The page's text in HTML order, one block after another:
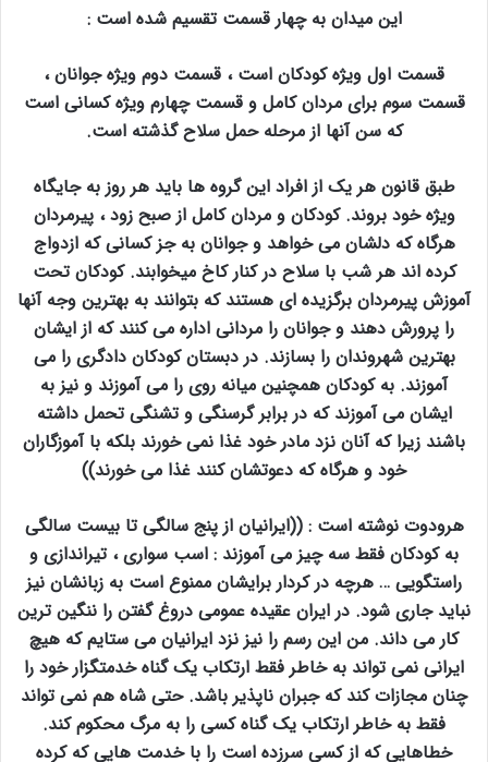
این میدان به چهار قسمت تقسیم شده است :
قسمت اول ویژه کودکان است ، قسمت دوم ویژه جوانان ،
قسمت سوم برای مردان کامل و قسمت چهارم ویژه کسانی است
که سن آنها از مرحله حمل سلاح گذشته است.
طبق قانون هر یک از افراد این گروه ها باید هر روز به جایگاه
ویژه خود بروند. کودکان و مردان کامل از صبح زود ، پیرمردان
هرگاه که دلشان می خواهد و جوانان به جز کسانی که ازدواج
کرده اند هر شب با سلاح در کنار کاخ میخوابند. کودکان تحت
آموزش پیرمردان برگزیده ای هستند که بتوانند به بهترین وجه آنها
را پرورش دهند و جوانان را مردانی اداره می کنند که از ایشان
بهترین شهروندان را بسازند. در دبستان کودکان دادگری را می
آموزند. به کودکان همچنین میانه روی را می آموزند و نیز به
ایشان می آموزند که در برابر گرسنگی و تشنگی تحمل داشته
باشند زیرا که آنان نزد مادر خود غذا نمی خورند بلکه با آموزگاران
خود و هرگاه که دعوتشان کنند غذا می خورند))
هرودوت نوشته است : ((ایرانیان از پنج سالگی تا بیست سالگی
به کودکان فقط سه چیز می آموزند : اسب سواری ، تیراندازی و
راستگویی … هرچه در کردار برایشان ممنوع است به زبانشان نیز
نباید جاری شود. در ایران عقیده عمومی دروغ گفتن را ننگین ترین
کار می داند. من این رسم را نیز نزد ایرانیان می ستایم که هیچ
ایرانی نمی تواند به خاطر فقط ارتکاب یک گناه خدمتگزار خود را
چنان مجازات کند که جبران ناپذیر باشد. حتی شاه هم نمی تواند
فقط به خاطر ارتکاب یک گناه کسی را به مرگ محکوم کند.
خطاهایی که از کسی سرزده است را با خدمت هایی که کرده